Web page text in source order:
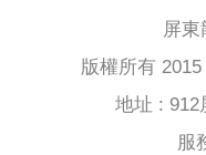
屏
版權所有
地址 : 912
服